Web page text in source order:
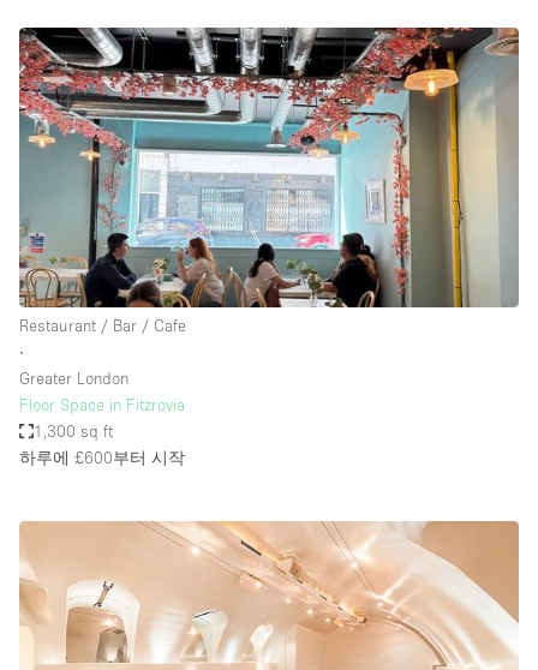
Restaurant / Bar / Cafe
∙
Greater London
Floor Space in Fitzrovia
1,300 sq ft
하루에 £600부터 시작